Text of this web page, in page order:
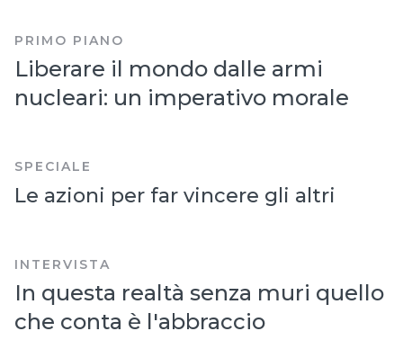
PRIMO PIANO
Liberare il mondo dalle armi
nucleari: un imperativo morale
SPECIALE
Le azioni per far vincere gli altri
INTERVISTA
In questa realtà senza muri quello
che conta è l'abbraccio